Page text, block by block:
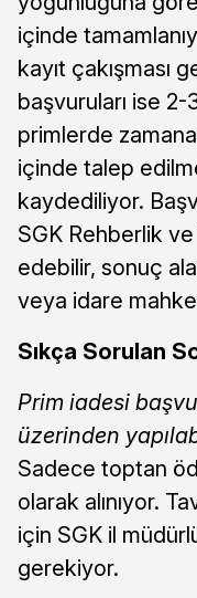
içinde
kayıt çakışması
başvuruları ise 2-
primlerde
içinde talep
kaydediliyor.
SGK Rehberlik ve
edebilir, sonuç
veya idare
Sıkça Sorulan
Prim iadesi
üzerinden
Sadece toptan
olarak alınıyor.
için SGK il
gerekiyor.